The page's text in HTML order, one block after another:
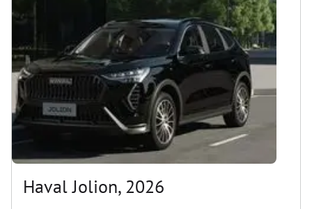
Haval Jolion, 2026